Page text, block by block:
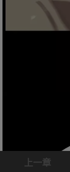
上一章